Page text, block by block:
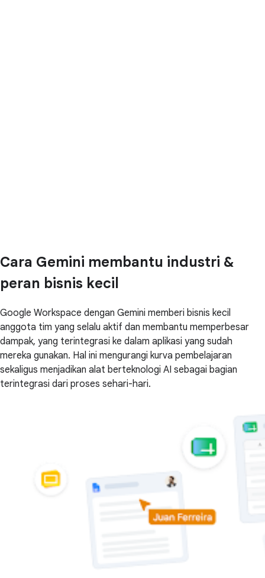
Cara Gemini membantu industri &
peran bisnis kecil
Google Workspace dengan Gemini memberi bisnis kecil
anggota tim yang selalu aktif dan membantu memperbesar
dampak, yang terintegrasi ke dalam aplikasi yang sudah
mereka gunakan. Hal ini mengurangi kurva pembelajaran
sekaligus menjadikan alat berteknologi AI sebagai bagian
terintegrasi dari proses sehari-hari.